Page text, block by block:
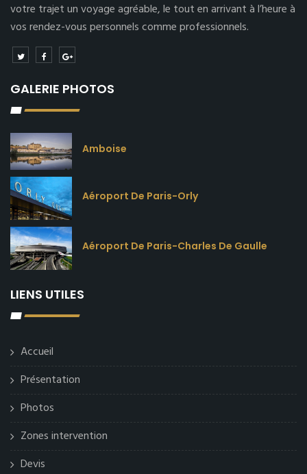
votre trajet un voyage agréable, le tout en arrivant à l’heure à
vos rendez-vous personnels comme professionnels.
GALERIE PHOTOS
Amboise
Aéroport De Paris-Orly
Aéroport De Paris-Charles De Gaulle
LIENS UTILES
Accueil
Présentation
Photos
Zones intervention
Devis